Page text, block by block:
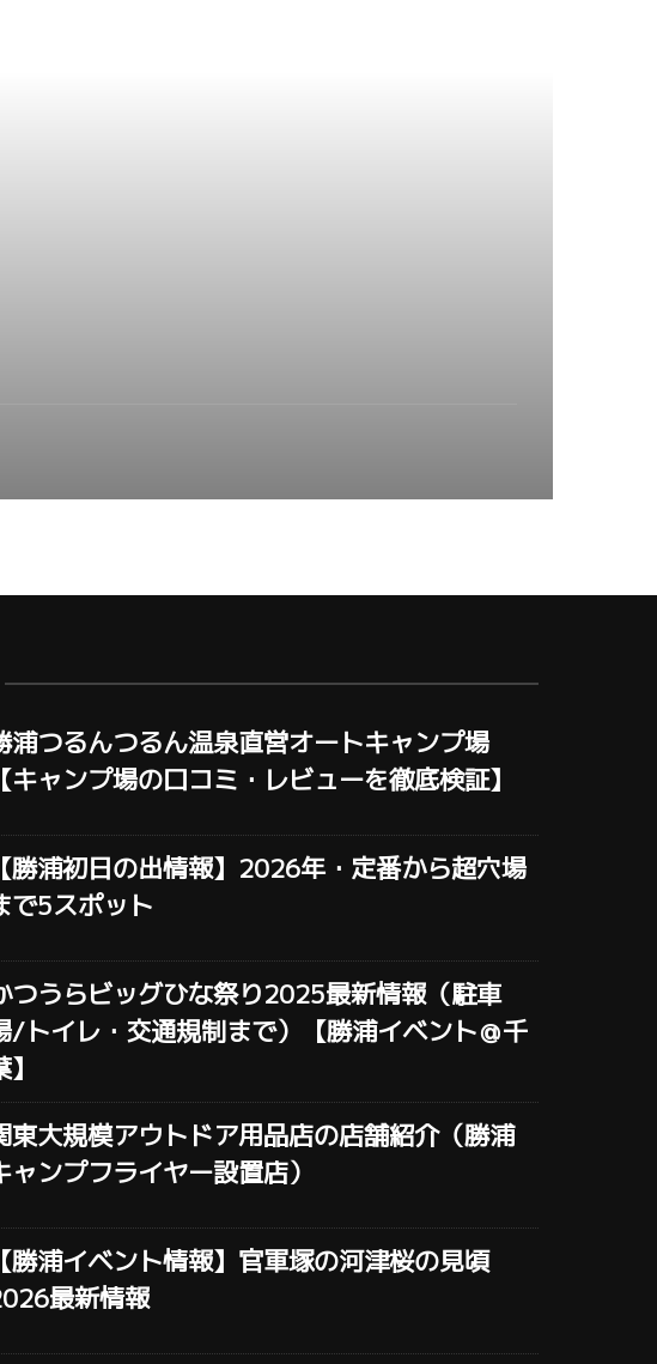
浦つるんつるん温泉直営オートキャンプ場
【キャンプ場の口コミ・レビューを徹底検証】
【勝浦初日の出情報】2026年・定番から超穴場
で5スポット
つうらビッグひな祭り2025最新情報（駐車
/トイレ・交通規制まで）【勝浦イベント＠千
東大規模アウトドア用品店の店舗紹介（勝浦
ャンプフライヤー設置店）
【勝浦イベント情報】官軍塚の河津桜の見頃
最新情報